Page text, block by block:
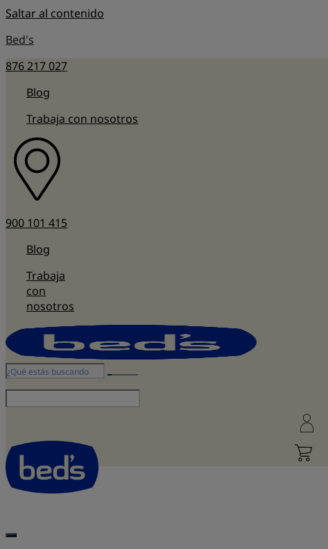
Saltar al contenido
Bed's
876 217 027
Blog
Trabaja con nosotros
900 101 415
Blog
Trabaja
con
nosotros